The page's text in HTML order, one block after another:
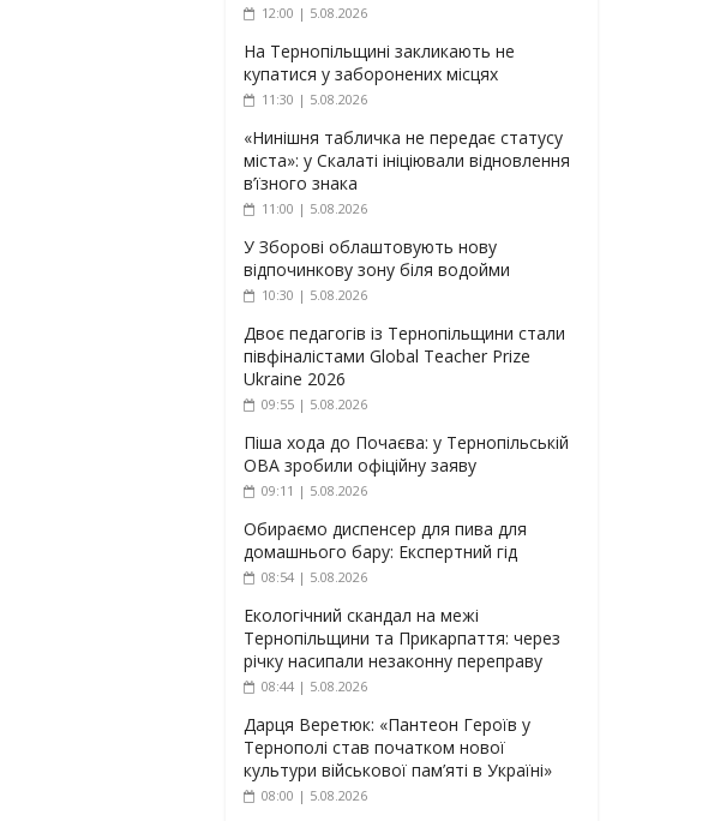
12:00 | 5.08.2026
На Тернопільщині закликають не
купатися у заборонених місцях
11:30 | 5.08.2026
«Нинішня табличка не передає статусу
міста»: у Скалаті ініціювали відновлення
в’їзного знака
11:00 | 5.08.2026
У Зборові облаштовують нову
відпочинкову зону біля водойми
10:30 | 5.08.2026
Двоє педагогів із Тернопільщини стали
півфіналістами Global Teacher Prize
Ukraine 2026
09:55 | 5.08.2026
Піша хода до Почаєва: у Тернопільській
ОВА зробили офіційну заяву
09:11 | 5.08.2026
Обираємо диспенсер для пива для
домашнього бару: Експертний гід
08:54 | 5.08.2026
Екологічний скандал на межі
Тернопільщини та Прикарпаття: через
річку насипали незаконну переправу
08:44 | 5.08.2026
Дарця Веретюк: «Пантеон Героїв у
Тернополі став початком нової
культури військової пам’яті в Україні»
08:00 | 5.08.2026